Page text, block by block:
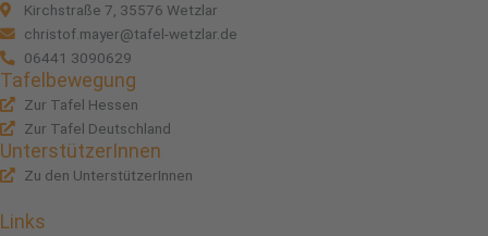
Kirchstraße 7, 35576 Wetzlar
christof.mayer@tafel-wetzlar.de
06441 3090629
Tafelbewegung
Zur Tafel Hessen
Zur Tafel Deutschland
UnterstützerInnen
Zu den UnterstützerInnen
Links